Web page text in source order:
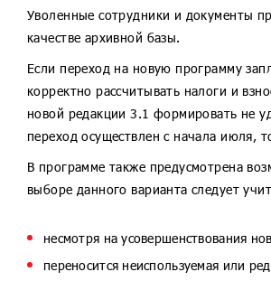
Уволенные сотрудники и документы
качестве архивной базы.
Если переход на новую программу
корректно рассчитывать налоги и
новой редакции 3.1 формировать не
переход осуществлен с начала июля,
В программе также предусмотрена
выборе данного варианта следует
несмотря на усовершенствования
переносится неиспользуемая или